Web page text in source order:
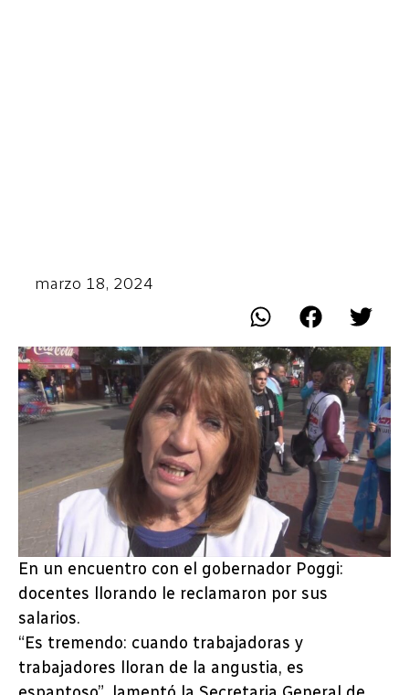
marzo 18, 2024
En un encuentro con el gobernador Poggi:
docentes llorando le reclamaron por sus
salarios.
“Es tremendo: cuando trabajadoras y
trabajadores lloran de la angustia, es